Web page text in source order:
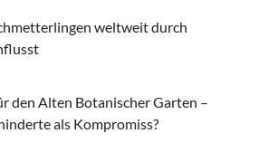
weltweit durch
den Alten Botanischer Garten –
als Kompromiss?